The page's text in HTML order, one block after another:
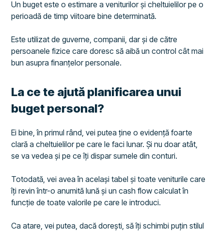
Un buget este o estimare a veniturilor și cheltuielilor pe o
perioadă de timp viitoare bine determinată.
Este utilizat de guverne, companii, dar și de către
persoanele fizice care doresc să aibă un control cât mai
bun asupra finanțelor personale.
La ce te ajută planificarea unui
buget personal?
Ei bine, în primul rând, vei putea ține o evidență foarte
clară a cheltuielilor pe care le faci lunar. Și nu doar atât,
se va vedea și pe ce îți dispar sumele din conturi.
Totodată, vei avea în același tabel și toate veniturile care
îți revin într-o anumită lună și un cash flow calculat în
funcție de toate valorile pe care le introduci.
Ca atare, vei putea, dacă dorești, să îți schimbi puțin stilul